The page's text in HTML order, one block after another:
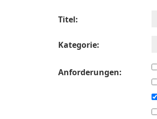
Titel:
Kategorie:
Anforderungen: